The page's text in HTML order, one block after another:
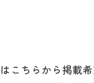
こちらから掲載希